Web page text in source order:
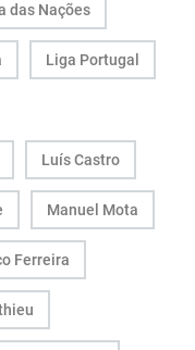
das Nações
Liga Portugal
Luís Castro
Manuel Mota
Ferreira